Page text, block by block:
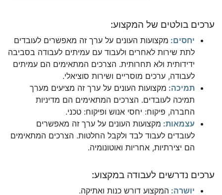
ערכים בולטים של המקצוע:
יחסים: מקצועות העונים על ערך זה מאפשרים לעובדים
לתת שירות לאחרים ולעבוד עם עמיתים לעבודה בסביבה
ידידותית ולא תחרותית. הצרכים המתאימים הם עמיתים
לעבודה, ערכים מוסריים ושירות סוציאלי.
תמיכה: מקצועות העונים על ערך זה מציעים מערך
תמיכה לעובדים. הצרכים המתאימים הם מדיניות
החברה, פיקוח: יחסי אנוש ופיקוח: טכני.
עצמאות: מקצועות העונים על ערך זה מאפשרים
לעובדים לעבוד לבד ולקבל החלטות. הצרכים המתאימים
הם יצירתיות, אחריות ואוטונומיה.
ערכים נדרשים לעבודה במקצוע:
יושרה: המקצוע דורש כנות ואתיקה.